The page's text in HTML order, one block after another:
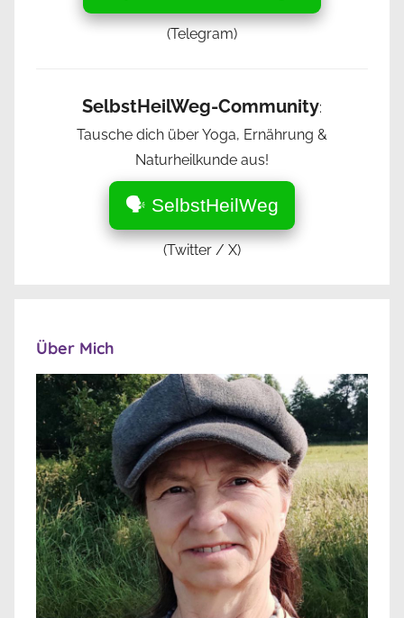
(Telegram)
SelbstHeilWeg-Community:
Tausche dich über Yoga, Ernährung &
Naturheilkunde aus!
🗣️ SelbstHeilWeg
(Twitter / X)
Über Mich